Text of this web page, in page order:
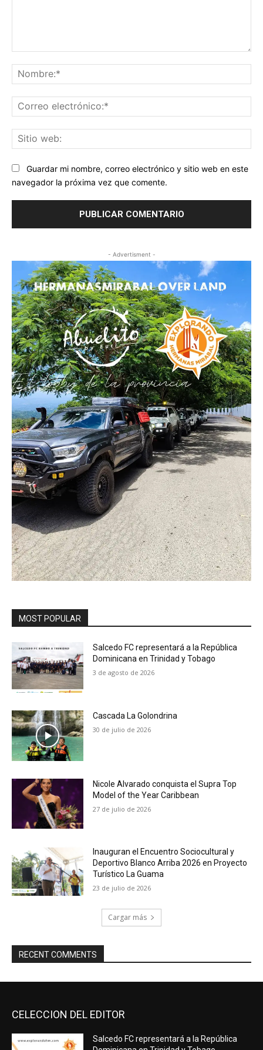
Guardar mi nombre, correo electrónico y sitio web en este
navegador la próxima vez que comente.
- Advertisment -
MOST POPULAR
Salcedo FC representará a la República
Dominicana en Trinidad y Tobago
3 de agosto de 2026
Cascada La Golondrina
30 de julio de 2026
Nicole Alvarado conquista el Supra Top
Model of the Year Caribbean
27 de julio de 2026
Inauguran el Encuentro Sociocultural y
Deportivo Blanco Arriba 2026 en Proyecto
Turístico La Guama
23 de julio de 2026
Cargar más
RECENT COMMENTS
CELECCION DEL EDITOR
Salcedo FC representará a la República